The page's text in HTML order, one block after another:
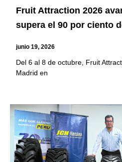
Fruit Attraction 2026
supera el 90 por ciento
junio 19, 2026
Del 6 al 8 de octubre, Fruit
Madrid en